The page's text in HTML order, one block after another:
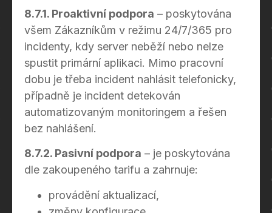
8.7.1. Proaktivní podpora – poskytována
všem Zákazníkům v režimu 24/7/365 pro
incidenty, kdy server neběží nebo nelze
spustit primární aplikaci. Mimo pracovní
dobu je třeba incident nahlásit telefonicky,
případně je incident detekován
automatizovaným monitoringem a řešen
bez nahlášení.
8.7.2. Pasivní podpora – je poskytována
dle zakoupeného tarifu a zahrnuje:
provádění aktualizací,